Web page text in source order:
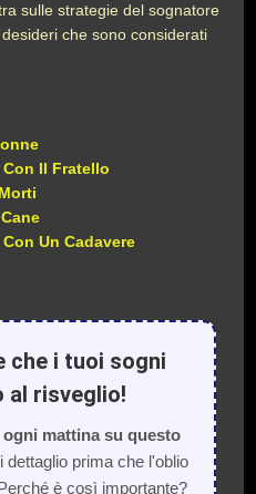
sulle strategie del sognatore
che sono considerati
Il Fratello
Un Cadavere
che i tuoi sogni
al risveglio!
mattina su questo
prima che l'oblio
è così importante?